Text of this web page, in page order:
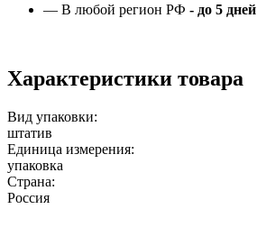
— В любой регион РФ - до 5 дней
Характеристики товара
Вид упаковки:
штатив
Единица измерения:
упаковка
Страна:
Россия